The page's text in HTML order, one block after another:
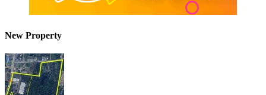
New Property